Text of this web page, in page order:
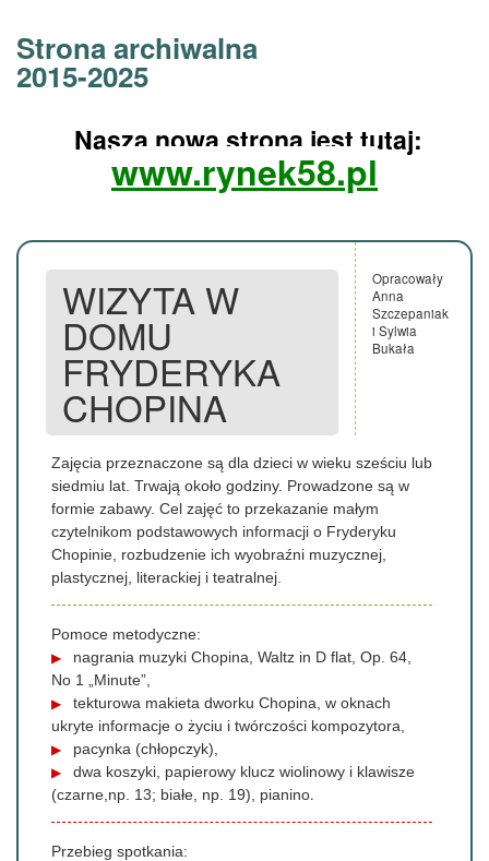
Strona archiwalna
2015-2025
Nasza nowa strona jest tutaj:
www.rynek58.pl
WIZYTA W
DOMU
FRYDERYKA
CHOPINA
Opracowały
Anna
Szczepaniak
i Sylwia
Bukała
Zajęcia przeznaczone są dla dzieci w wieku sześciu lub
siedmiu lat. Trwają około godziny. Prowadzone są w
formie zabawy. Cel zajęć to przekazanie małym
czytelnikom podstawowych informacji o Fryderyku
Chopinie, rozbudzenie ich wyobraźni muzycznej,
plastycznej, literackiej i teatralnej.
Pomoce metodyczne:
nagrania muzyki Chopina, Waltz in D flat, Op. 64,
No 1 „Minute”,
tekturowa makieta dworku Chopina, w oknach
ukryte informacje o życiu i twórczości kompozytora,
pacynka (chłopczyk),
dwa koszyki, papierowy klucz wiolinowy i klawisze
(czarne,np. 13; białe, np. 19), pianino.
Przebieg spotkania: